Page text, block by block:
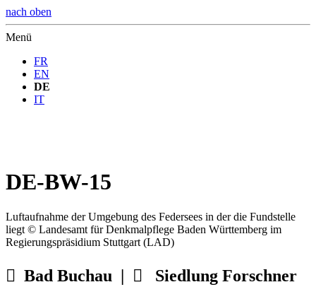
nach oben
Menü
FR
EN
DE
IT
DE-BW-15
Luftaufnahme der Umgebung des Federsees in der die Fundstelle
liegt © Landesamt für Denkmalpflege Baden Württemberg im
Regierungspräsidium Stuttgart (LAD)
 Bad Buchau |  Siedlung Forschner